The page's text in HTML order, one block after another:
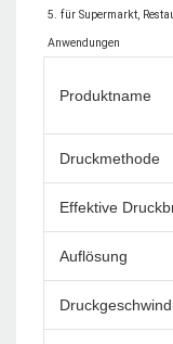
5. für Supermarkt,
Produktname
Druckmethode
Effektive
Auflösung